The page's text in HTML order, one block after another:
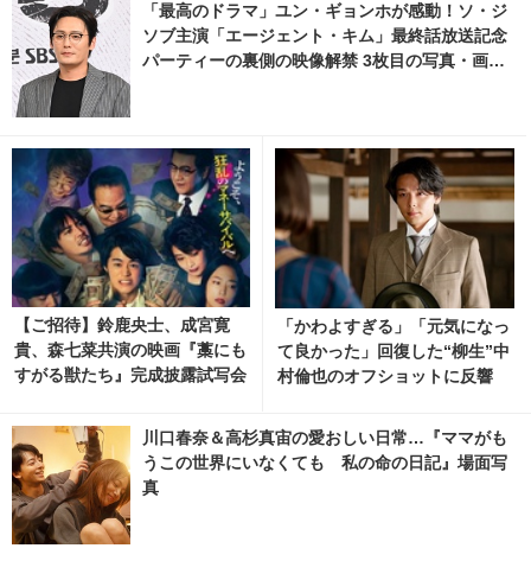
「最高のドラマ」ユン・ギョンホが感動！ソ・ジ
ソブ主演「エージェント・キム」最終話放送記念
パーティーの裏側の映像解禁 3枚目の写真・画像 |
【ご招待】鈴鹿央士、成宮寛
貴、森七菜共演の映画『藁にも
すがる獣たち』完成披露試写会
「かわよすぎる」「元気になっ
て良かった」回復した“柳生”中
村倫也のオフショットに反響
川口春奈＆高杉真宙の愛おしい日常…『ママがも
うこの世界にいなくても 私の命の日記』場面写
真